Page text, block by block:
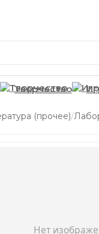
Творчество
(прочее)/